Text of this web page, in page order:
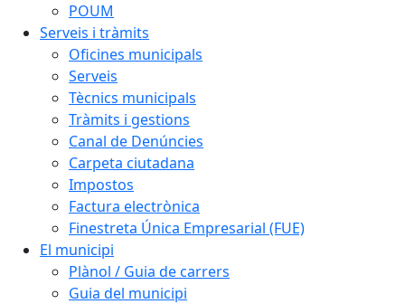
POUM
Serveis i tràmits
Oficines municipals
Serveis
Tècnics municipals
Tràmits i gestions
Canal de Denúncies
Carpeta ciutadana
Impostos
Factura electrònica
Finestreta Única Empresarial (FUE)
El municipi
Plànol / Guia de carrers
Guia del municipi